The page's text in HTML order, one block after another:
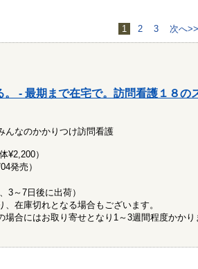
1
2 3 次へ>>
。 - 最期まで在宅で。訪問看護１８の
んなのかかりつけ訪問看護
¥2,200）
発売）
3～7日後に出荷）
在庫切れとなる場合もございます。
場合にはお取り寄せとなり1～3週間程度かかり